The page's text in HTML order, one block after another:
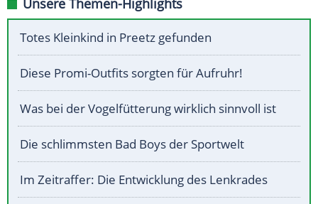
Unsere Themen-Highlights
Totes Kleinkind in Preetz gefunden
Diese Promi-Outfits sorgten für Aufruhr!
Was bei der Vogelfütterung wirklich sinnvoll ist
Die schlimmsten Bad Boys der Sportwelt
Im Zeitraffer: Die Entwicklung des Lenkrades